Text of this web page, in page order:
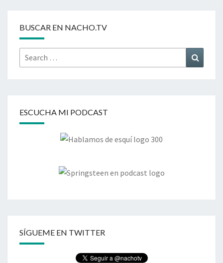
BUSCAR EN NACHO.TV
Search
for:
ESCUCHA MI PODCAST
SÍGUEME EN TWITTER